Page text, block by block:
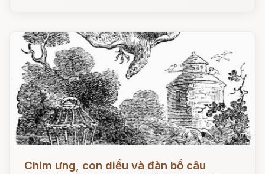
Chim ưng, con diều và đàn bồ câu